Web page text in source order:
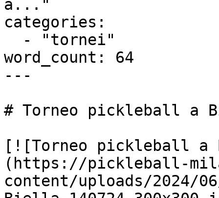
a..."
categories:
word_count: 64
---
# Torneo pickleball a
[![Torneo pickleball a
(https://pickleball-
content/uploads/2024/